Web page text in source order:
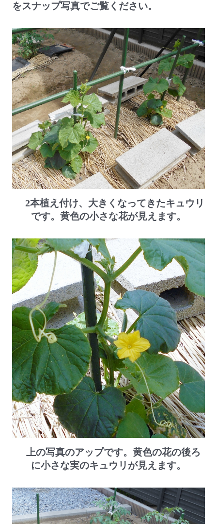
をスナップ写真でご覧ください。
2本植え付け、大きくなってきたキュウリ
です。黄色の小さな花が見えます。
上の写真のアップです。黄色の花の後ろ
に小さな実のキュウリが見えます。